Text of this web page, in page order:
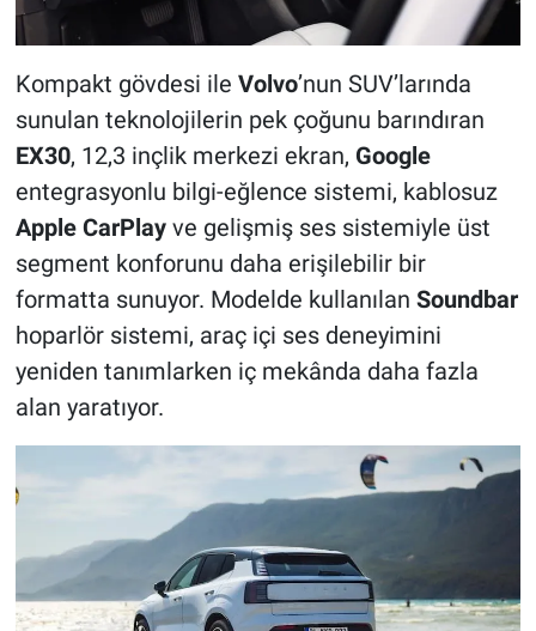
Kompakt gövdesi ile Volvo’nun SUV’larında
sunulan teknolojilerin pek çoğunu barındıran
EX30, 12,3 inçlik merkezi ekran, Google
entegrasyonlu bilgi-eğlence sistemi, kablosuz
Apple CarPlayve gelişmiş ses sistemiyle üst
segment konforunu daha erişilebilir bir
formatta sunuyor. Modelde kullanılan Soundbar
hoparlör sistemi, araç içi ses deneyimini
yeniden tanımlarken iç mekânda daha fazla
alan yaratıyor.